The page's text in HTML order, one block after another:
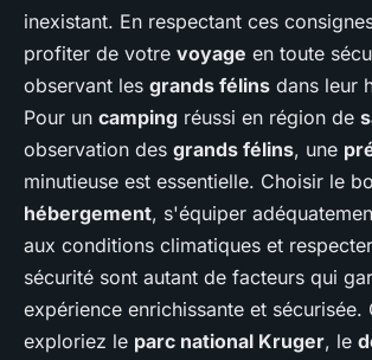
inexistant. En respectant ces
profiter de votre voyage en toute
observant les grands félins dans leur
Pour un camping réussi en région de
observation des grands félins, une
minutieuse est essentielle. Choisir le
hébergement, s'équiper
aux conditions climatiques et
sécurité sont autant de facteurs qui
expérience enrichissante et sécurisée.
exploriez le parc national Kruger, le